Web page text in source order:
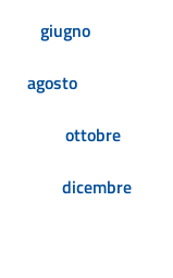
giugno
agosto
ottobre
dicembre